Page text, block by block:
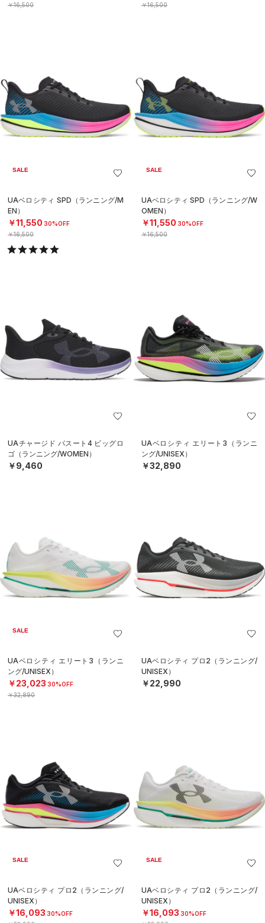
￥16,500
￥16,500
SALE
UAベロシティ SPD（ランニング/M
EN）
￥11,550 30%OFF
￥16,500
SALE
UAベロシティ SPD（ランニング/W
OMEN）
￥11,550 30%OFF
￥16,500
UAチャージド パスート4 ビッグロ
ゴ（ランニング/WOMEN）
￥9,460
UAベロシティ エリート3（ランニ
ング/UNISEX）
￥32,890
SALE
UAベロシティ エリート3（ランニ
ング/UNISEX）
￥23,023 30%OFF
￥32,890
UAベロシティ プロ2（ランニング/
UNISEX）
￥22,990
SALE
UAベロシティ プロ2（ランニング/
UNISEX）
￥16,093 30%OFF
SALE
UAベロシティ プロ2（ランニング/
UNISEX）
￥16,093 30%OFF